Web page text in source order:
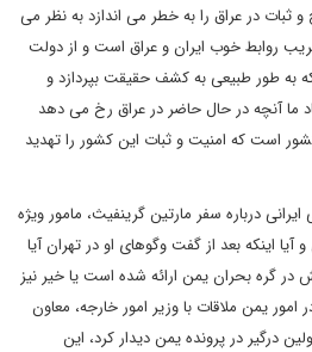
در عراق را به خطر می اندازد به نظر می
روابط خوب ایران و عراق است و از دولت
به طور طبیعی به کشف حقیقت بپردازد و
ما آنچه در حال حاضر در عراق رخ می دهد
است که امنیت و ثبات این کشور را تهدید
درباره سفر مارتین گرینفیث، مامور ویژه
آیا اینکه بعد از گفت وگوهای او در تهران آیا
در گره بحران یمن ارائه شده است یا خیر نیز
یمن ملاقات با وزیر امور خارجه، معاون
درگیر در پرونده یمن دیدار کرد، این